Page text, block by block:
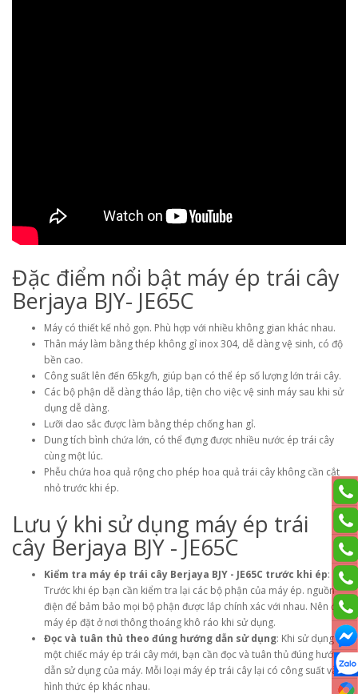
Đặc điểm nổi bật máy ép trái cây
Berjaya BJY- JE65C
Máy có thiết kế nhỏ gọn. Phù hợp với nhiều không gian khác nhau.
Thân máy làm bằng thép không gỉ inox 304, dễ dàng vệ sinh, có độ
bền cao.
Công suất lên đến 65kg/h, giúp bạn có thể ép số lượng lớn trái cây.
Các bộ phận dễ dàng tháo lắp, tiện cho việc vệ sinh máy sau khi sử
dụng dễ dàng.
Lưỡi dao sắc được làm bằng thép chống han gỉ.
Dung tích bình chứa lớn, có thể đựng được nhiều nước ép trái cây
cùng một lúc.
Phễu chứa hoa quả rộng cho phép hoa quả trái cây không cần cắt
nhỏ trước khi ép.
Lưu ý khi sử dụng máy ép trái
cây Berjaya BJY - JE65C
Kiểm tra máy ép trái cây Berjaya BJY - JE65C trước khi ép:
Trước khi ép bạn cần kiểm tra lại các bộ phận của máy ép. nguồn
điện để bảm bảo mọi bộ phận được lắp chính xác với nhau. Nên đặt
máy ép đặt ở nơi thông thoáng khô ráo khi sử dụng.
Đọc và tuân thủ theo đúng hướng dẫn sử dụng: Khi sử dụng
một chiếc máy ép trái cây mới, bạn cần đọc và tuân thủ đúng hướng
dẫn sử dụng của máy. Mỗi loại máy ép trái cây lại có công suất và
hình thức ép khác nhau.